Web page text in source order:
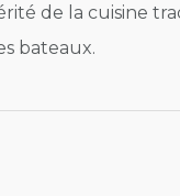
de la cuisine
bateaux.